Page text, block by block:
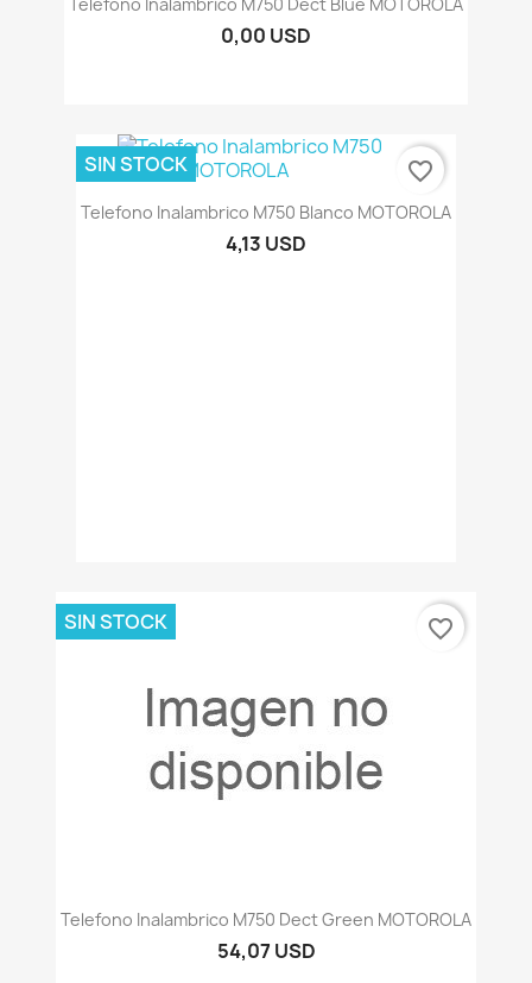
0,00 USD
Telefono Inalambrico M750 Blanco MOTOROLA
4,13 USD
SIN STOCK favorite_border
Telefono Inalambrico M750 Dect Green MOTOROLA
54,07 USD
SIN STOCK favorite_border